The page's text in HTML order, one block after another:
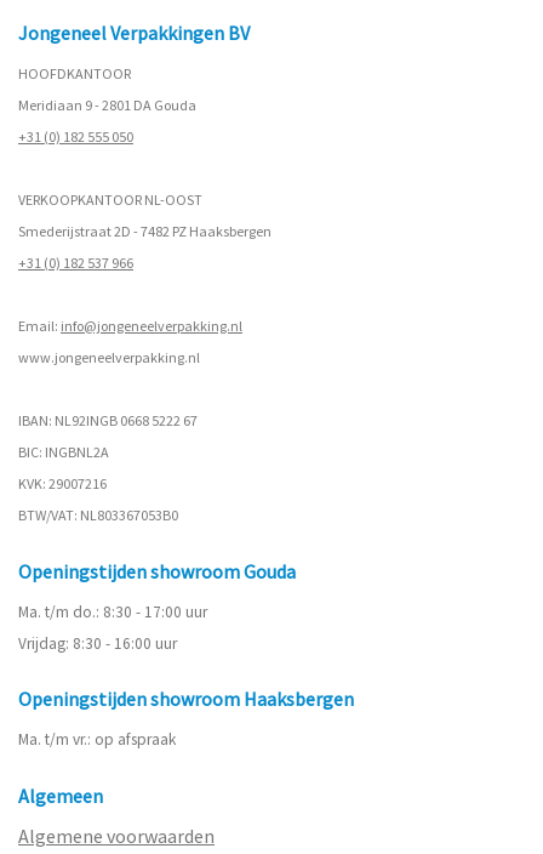
Jongeneel Verpakkingen BV
HOOFDKANTOOR
Meridiaan 9 - 2801 DA Gouda
+31 (0) 182 555 050
VERKOOPKANTOOR NL-OOST
Smederijstraat 2D - 7482 PZ Haaksbergen
+31 (0) 182 537 966
Email: info@jongeneelverpakking.nl
www.jongeneelverpakking.nl
IBAN: NL92INGB 0668 5222 67
BIC: INGBNL2A
KVK: 29007216
BTW/VAT: NL803367053B0
Openingstijden showroom Gouda
Ma. t/m do.: 8:30 - 17:00 uur
Vrijdag: 8:30 - 16:00 uur
Openingstijden showroom Haaksbergen
Ma. t/m vr.: op afspraak
Algemeen
Algemene voorwaarden